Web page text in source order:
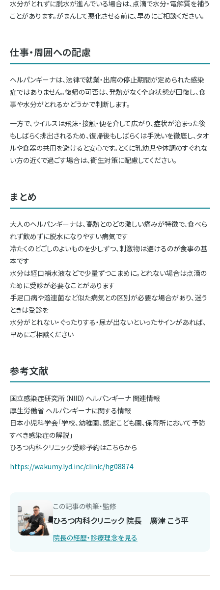
水分がとれずに脱水が進んでいる場合は、点滴で水分・電解質を補う
ことがあります。がまんして悪化させる前に、早めにご相談ください。
仕事・周囲への配慮
ヘルパンギーナは、法律で就業・出席の停止期間が定められた感染
症ではありません。復帰の可否は、発熱がなく全身状態が回復し、食
事や水分がとれるかどうかで判断します。
一方で、ウイルスは飛沫・接触・便を介して広がり、症状が治まった後
もしばらく排出されるため、復帰後もしばらくは手洗いを徹底し、タオ
ルや食器の共用を避けると安心です。とくに乳幼児や体調のすぐれな
い方の近くで過ごす場合は、衛生対策に配慮してください。
まとめ
大人のヘルパンギーナは、高熱とのどの激しい痛みが特徴で、食べら
れず飲めずに脱水になりやすい病気です
冷たくのどごしのよいものを少しずつ、刺激物は避けるのが食事の基
本です
水分は経口補水液などで少量ずつこまめに。とれない場合は点滴の
ために受診が必要なことがあります
手足口病や溶連菌など似た病気との区別が必要な場合があり、迷う
ときは受診を
水分がとれない・ぐったりする・尿が出ないといったサインがあれば、
早めにご相談ください
参考文献
国立感染症研究所（NIID）ヘルパンギーナ 関連情報
厚生労働省 ヘルパンギーナに関する情報
日本小児科学会「学校、幼稚園、認定こども園、保育所において予防
すべき感染症の解説」
ひろつ内科クリニック受診予約はこちらから
https://wakumy.lyd.inc/clinic/hg08874
この記事の執筆・監修
ひろつ内科クリニック 院長 廣津 こう平
院長の経歴・診療理念を見る